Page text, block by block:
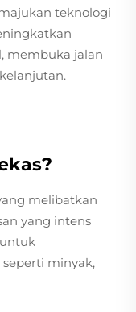
teknologi
membuka jalan
melibatkan
yang intens
minyak,